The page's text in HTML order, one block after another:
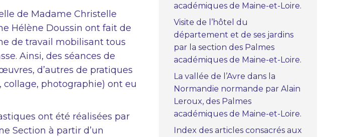
de Madame Christelle
Hélène Doussin ont fait de
de travail mobilisant tous
Ainsi, des séances de
d’autres de pratiques
photographie) ont eu
ont été réalisées par
Section à partir d’un
académiques de Maine-et-Loire.
Visite de l’hôtel du
département et de ses jardins
par la section des Palmes
académiques de Maine-et-Loire.
La vallée de l’Avre dans la
Normandie normande par Alain
Leroux, des Palmes
académiques de Maine-et-Loire.
Index des articles consacrés aux